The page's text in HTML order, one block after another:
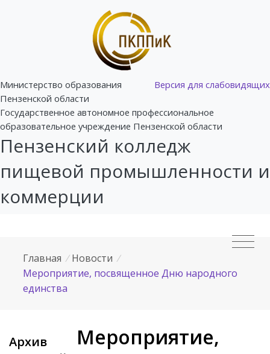
Версия для слабовидящих
Министерство образования
Пензенской области
Государственное автономное профессиональное
образовательное учреждение Пензенской области
Пензенский колледж
пищевой промышленности и
коммерции
Главная / Новости /
Мероприятие, посвященное Дню народного
единства
Архив
Мероприятие,